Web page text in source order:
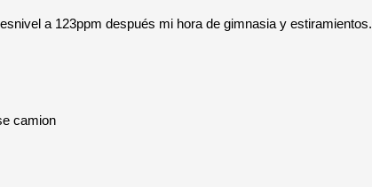
a 123ppm después mi hora de gimnasia y estiramientos.
camion